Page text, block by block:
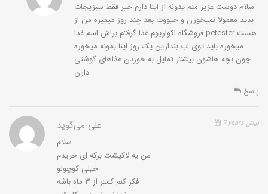
سلام دوست عزیز منم یدونه از اینا دارم خیر فقط سبزیجات
بدید معمولا نمیخورن و حیووت بعد چند روز میمیره من از
فروشگاه اکواریوم غذا گرفتم براش اسم غذا petester هست
میخوره باید توی اب بندازین یک روز اینا بمونه میخوره
چون بچه هاشون بیشتر تمایل به خوردن غذاهای گوشتی
دارن
پاسخ
علی می‌گوید 7 years پیش
سلام
من یه لاکپشت برکه ای خریدم
خیلی کوچولو
فکر کنم کمتر از ۳ ماه باشه